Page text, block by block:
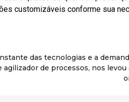
customizáveis conforme sua
das tecnologias e a
agilizador de processos, nos